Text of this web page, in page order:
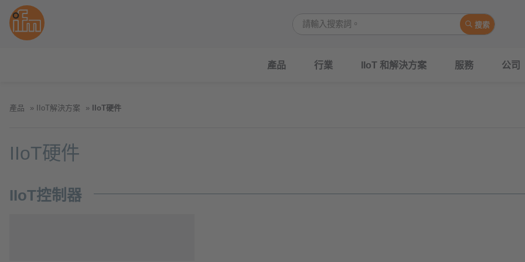
搜索
產品 行業 IIoT 和解決方案 服務 公司
產品 IIoT解決方案 IIoT硬件
IIoT硬件
IIoT控制器